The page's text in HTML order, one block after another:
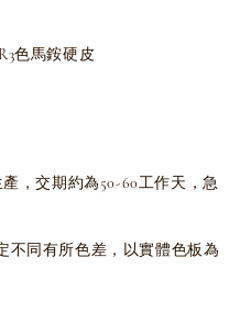
色馬銨硬皮
，交期約為50-60工作天，急
不同有所色差，以實體色板為